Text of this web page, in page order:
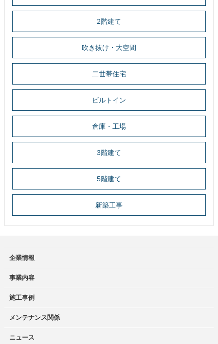
2階建て
吹き抜け・大空間
二世帯住宅
ビルトイン
倉庫・工場
3階建て
5階建て
新築工事
企業情報
事業内容
施工事例
メンテナンス関係
ニュース